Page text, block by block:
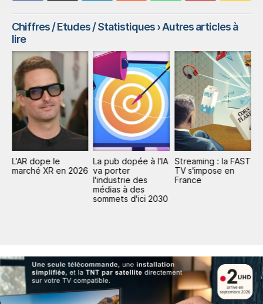
Chiffres / Etudes / Statistiques› Autres articles à
lire
L'AR dope le
marché XR en 2026
La pub dopée à l'IA
va porter
l'industrie des
médias à des
sommets d'ici 2030
Streaming : la FAST
TV s'impose en
France